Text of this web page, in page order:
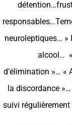
neuroleptiques… »
alcool…
d’élimination »… «
la discordance
suivi